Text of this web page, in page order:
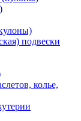
подвески
колье,